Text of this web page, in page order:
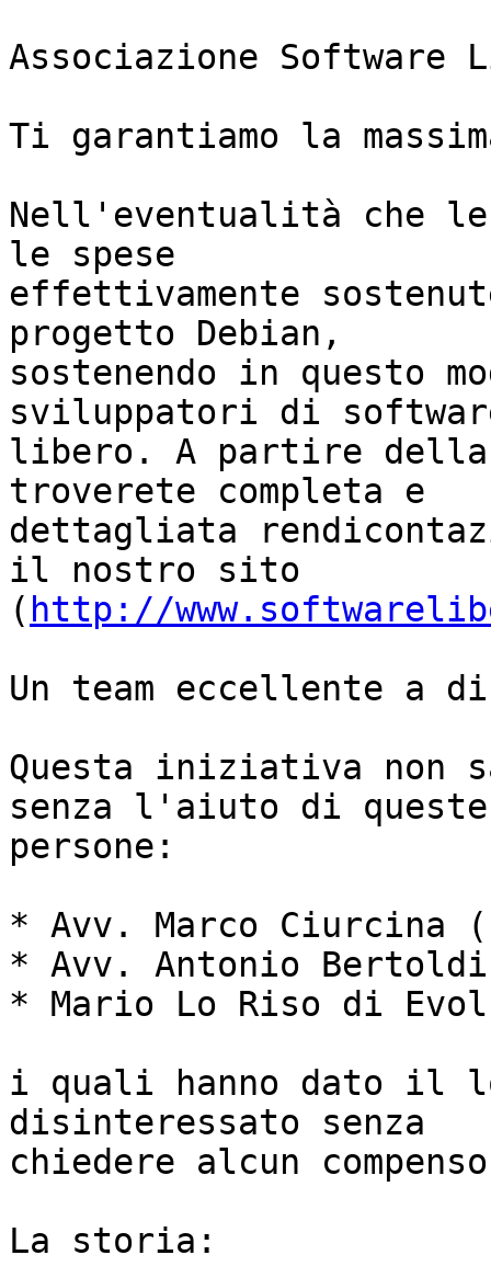
Associazione Software
Ti garantiamo la
Nell'eventualità che le
le spese
effettivamente
progetto Debian,
sostenendo in questo
sviluppatori di
libero. A partire della
troverete completa e
dettagliata
il nostro sito
( http://
Un team eccellente a
Questa iniziativa non
senza l'aiuto di queste
persone:
* Avv. Marco
* Avv. Antonio
* Mario Lo Riso di
i quali hanno dato il
disinteressato senza
chiedere alcun
La storia: